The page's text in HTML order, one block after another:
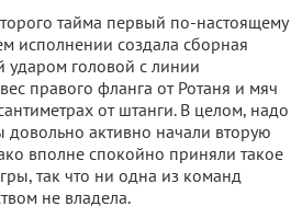
тайма первый по-настоящему
исполнении создала сборная
головой с линии
правого фланга от Ротаня и мяч
от штанги. В целом, надо
довольно активно начали вторую
вполне спокойно приняли такое
так что ни одна из команд
не владела.